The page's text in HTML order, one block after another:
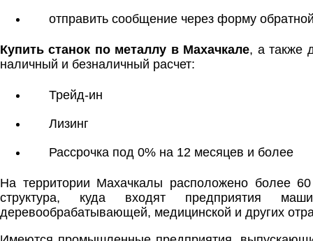
отправить сообщение через форму
Купить станок по металлу в Махачкале, а также
наличный и безналичный расчет:
Трейд-ин
Лизинг
Рассрочка под 0% на 12 месяцев и более
На территории Махачкалы расположено более
структура, куда входят предприятия
деревообрабатывающей, медицинской и других